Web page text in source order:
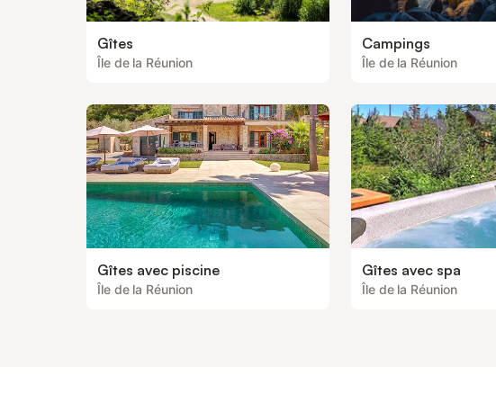
Gîtes
Île de la Réunion
Campings
Île de la Réunion
Gîtes avec piscine
Île de la Réunion
Gîtes avec spa
Île de la Réunion